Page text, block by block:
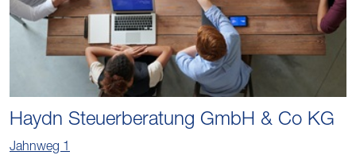
Haydn Steuerberatung GmbH & Co KG
Jahnweg 1